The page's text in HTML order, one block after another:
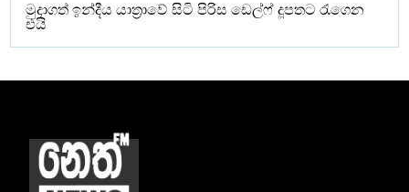
මුදාගත් ඉන්දීය යාත්‍රාවේ සිටි පිරිස ඩෙල්ෆ් දූපතට රැගෙන
එයි